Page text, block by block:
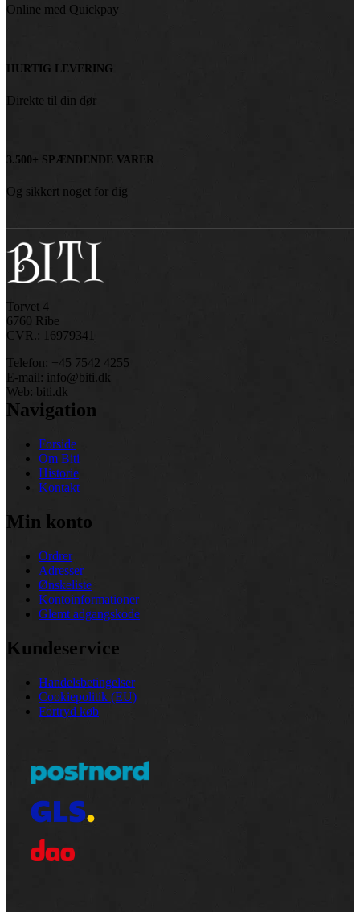
Online med Quickpay
HURTIG LEVERING
Direkte til din dør
3.500+ SPÆNDENDE VARER
Og sikkert noget for dig
Torvet 4
6760 Ribe
CVR.: 16979341
Telefon: +45 7542 4255
E-mail: info@biti.dk
Web: biti.dk
Navigation
Forside
Om Biti
Historie
Kontakt
Min konto
Ordrer
Adresser
Ønskeliste
Kontoinformationer
Glemt adgangskode
Kundeservice
Handelsbetingelser
Cookiepolitik (EU)
Fortryd køb